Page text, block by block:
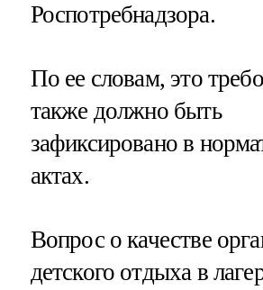
Роспотребнадзора.
По ее словам, это
также должно быть
зафиксировано в
актах.
Вопрос о качестве
детского отдыха в